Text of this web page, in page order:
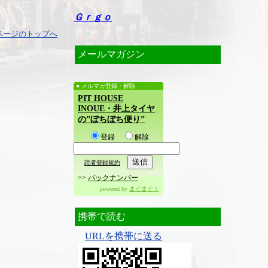
ジのトップへ
Ｇｒｇｏ
メールマガジン
メルマガ登録・解除
PIT HOUSE
INOUE・井上タイヤ
の”ぼちぼち便り”
登録 解除
読者登録規約
>> バックナンバー
powered by まぐまぐ！
携帯で読む
URLを携帯に送る